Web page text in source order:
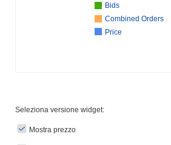
Bids
Combined Orders
Price
Seleziona versione widget:
Mostra prezzo